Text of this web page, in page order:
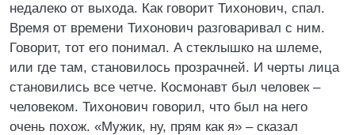
недалеко от выхода. Как говорит Тихонович, спал.
Время от времени Тихонович разговаривал с ним.
Говорит, тот его понимал. А стеклышко на шлеме,
или где там, становилось прозрачней. И черты лица
становились все четче. Космонавт был человек –
человеком. Тихонович говорил, что был на него
очень похож. «Мужик, ну, прям как я» – сказал